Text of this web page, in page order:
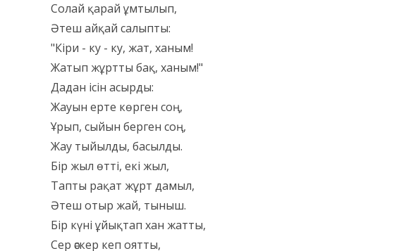
Солай қарай ұмтылып,
Әтеш айқай салыпты:
"Кіри - ку - ку, жат, ханым!
Жатып жұртты бақ, ханым!"
Дадан ісін асырды:
Жауын ерте көрген соң,
Ұрып, сыйын берген соң,
Жау тыйылды, басылды.
Бір жыл өтті, екі жыл,
Тапты рақат жұрт дамыл,
Әтеш отыр жай, тыныш.
Бір күні ұйықтап хан жатты,
Сер әскер кеп оятты,